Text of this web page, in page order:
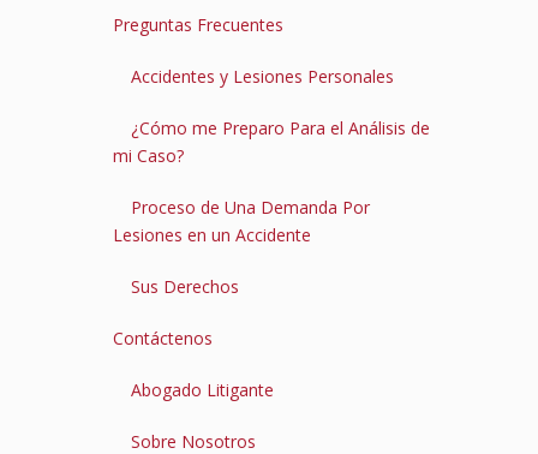
Preguntas Frecuentes
Accidentes y Lesiones Personales
¿Cómo me Preparo Para el Análisis de
mi Caso?
Proceso de Una Demanda Por
Lesiones en un Accidente
Sus Derechos
Contáctenos
Abogado Litigante
Sobre Nosotros